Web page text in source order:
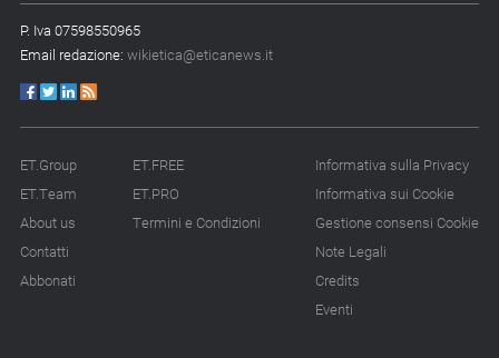
P. Iva 07598550965
Email redazione: wikietica@eticanews.it
ET.Group
ET.Team
About us
Contatti
Abbonati
ET.FREE
ET.PRO
Termini e Condizioni
Informativa sulla Privacy
Informativa sui Cookie
Gestione consensi Cookie
Note Legali
Credits
Eventi